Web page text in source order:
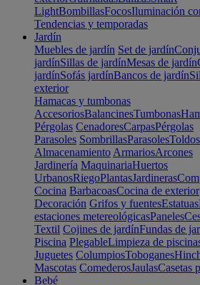
LightBombillasFocosIluminación
Tendencias y temporadas
Jardín
Muebles de jardín Set de jardín
jardínSillas de jardínMesas de jardín
jardínSofás jardínBancos de jardín
exterior
Hamacas y tumbonas
AccesoriosBalancinesTumbonas
Pérgolas CenadoresCarpasPérgolas
Parasoles SombrillasParasolesToldos
Almacenamiento ArmariosArcones
Jardinería MaquinariaHuertos
UrbanosRiegoPlantasJardineras
Cocina BarbacoasCocina de exterior
Decoración Grifos y fuentesEstatuas
estaciones metereológicasPaneles
Textil Cojines de jardínFundas de
Piscina PlegableLimpieza de
Juguetes ColumpiosToboganes
Mascotas ComederosJaulasCasetas
Bebé